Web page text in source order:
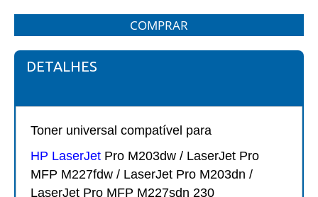
COMPRAR
DETALHES
Toner universal compatível para
HP LaserJet Pro M203dw / LaserJet Pro
MFP M227fdw / LaserJet Pro M203dn /
LaserJet Pro MFP M227sdn 230